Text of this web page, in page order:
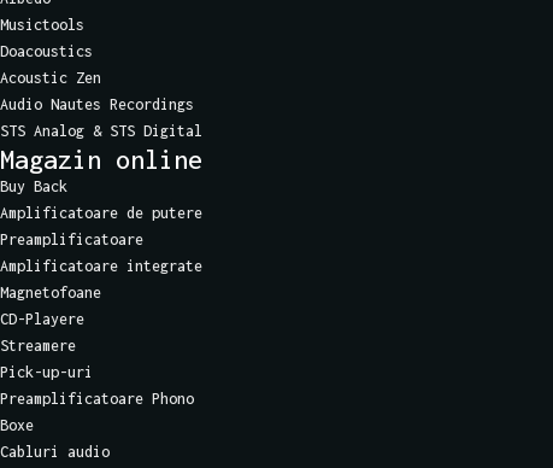
Musictools
Doacoustics
Acoustic Zen
Audio Nautes Recordings
STS Analog & STS Digital
Magazin online
Buy Back
Amplificatoare de putere
Preamplificatoare
Amplificatoare integrate
Magnetofoane
CD-Playere
Streamere
Pick-up-uri
Preamplificatoare Phono
Boxe
Cabluri audio